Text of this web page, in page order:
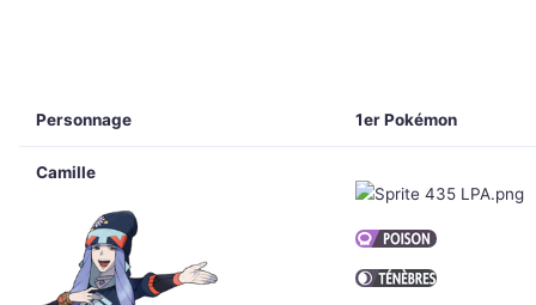
Personnage 1er Pokémon
Camille